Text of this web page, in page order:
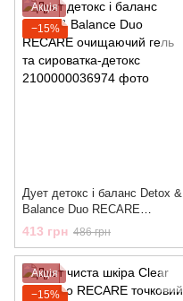
Акція
−15%
Дует детокс і баланс Detox &
Balance Duo RECARE
очищаючий гель та
сироватка-детокс
413 грн 486 грн
Акція
−15%